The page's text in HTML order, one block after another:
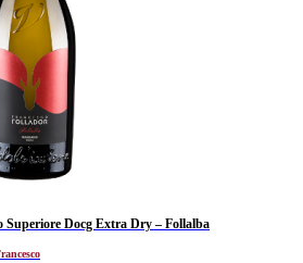
Superiore Docg Extra Dry – Follalba